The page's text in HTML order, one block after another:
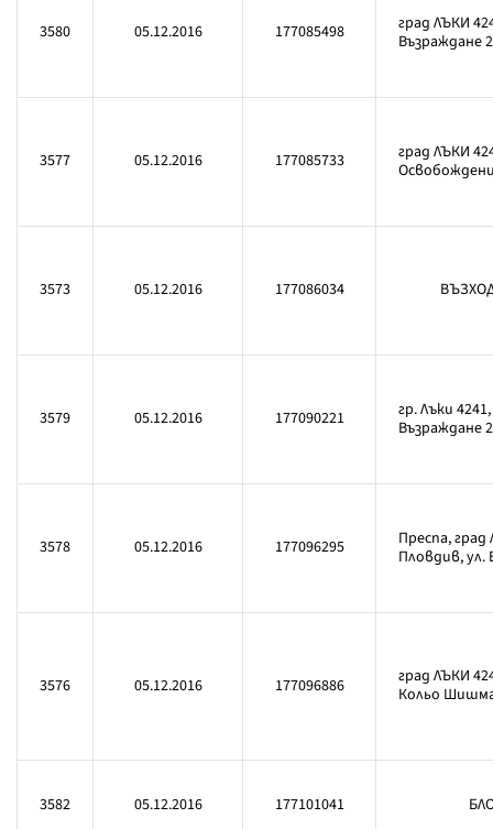
3580 05.12.2016 177085498
град ЛЪКИ
Възраждане
3577 05.12.2016 177085733
град ЛЪКИ
3573 05.12.2016 177086034
3579 05.12.2016 177090221
гр. Лъки
Възраждане
3578 05.12.2016 177096295
Преспа,
Пловдив, ул.
3576 05.12.2016 177096886
град ЛЪКИ
Кольо
3582 05.12.2016 177101041